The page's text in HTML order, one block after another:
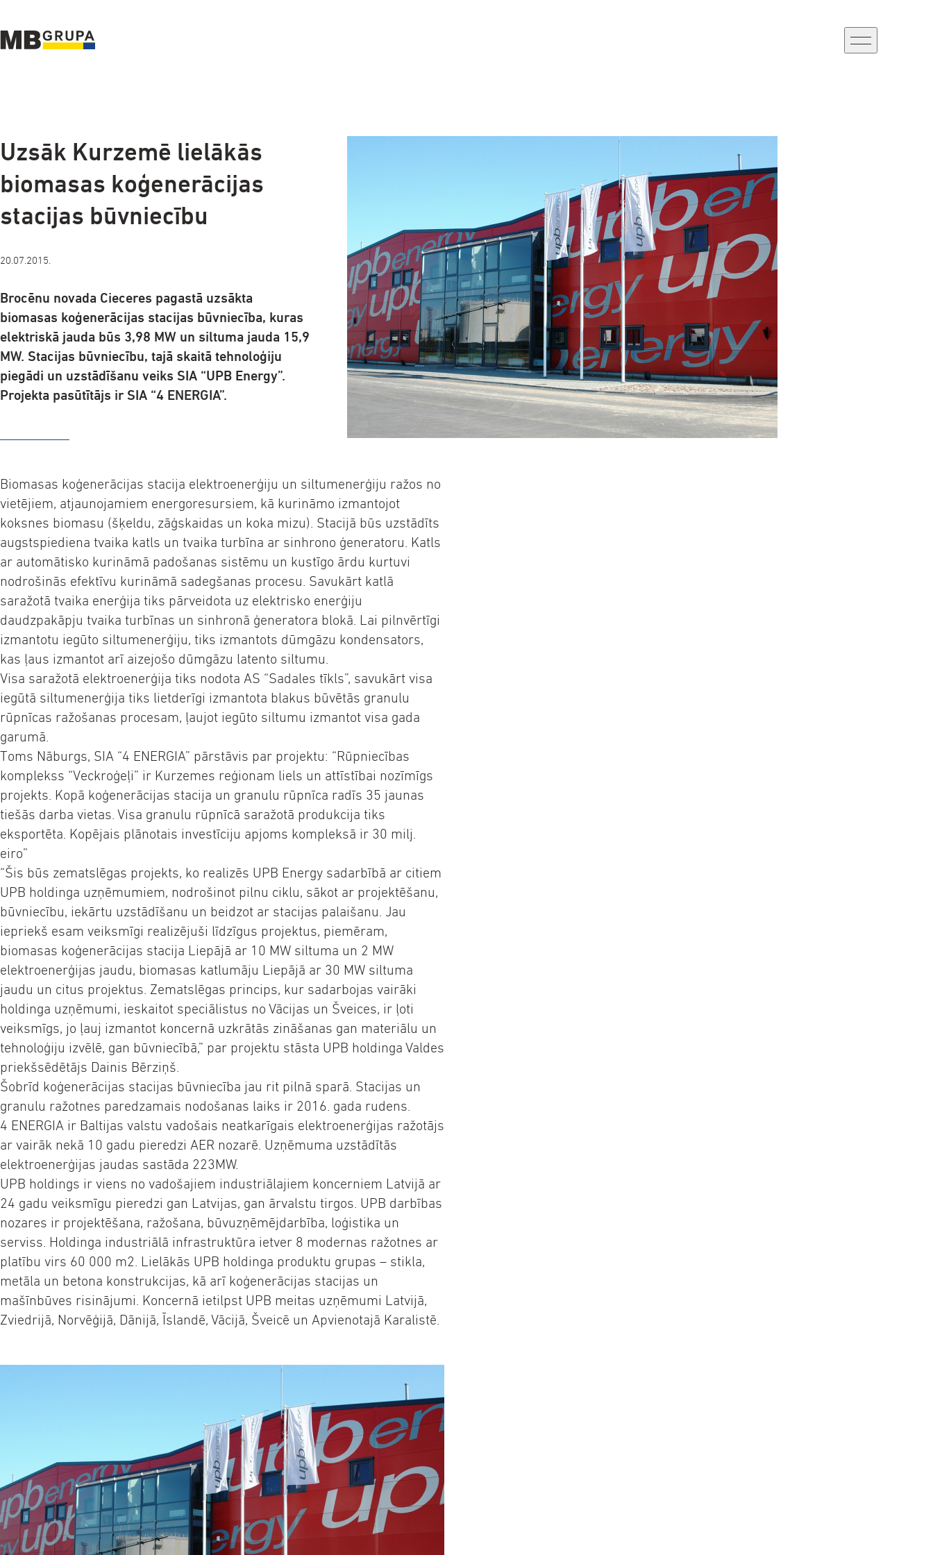
Uzsāk Kurzemē lielākās
biomasas koģenerācijas
stacijas būvniecību
20.07.2015.
Brocēnu novada Cieceres pagastā uzsākta
biomasas koģenerācijas stacijas būvniecība, kuras
elektriskā jauda būs 3,98 MW un siltuma jauda 15,9
MW. Stacijas būvniecību, tajā skaitā tehnoloģiju
piegādi un uzstādīšanu veiks SIA “UPB Energy”.
Projekta pasūtītājs ir SIA “4 ENERGIA”.
Biomasas koģenerācijas stacija elektroenerģiju un siltumenerģiju ražos no
vietējiem, atjaunojamiem energoresursiem, kā kurināmo izmantojot
koksnes biomasu (šķeldu, zāģskaidas un koka mizu). Stacijā būs uzstādīts
augstspiediena tvaika katls un tvaika turbīna ar sinhrono ģeneratoru. Katls
ar automātisko kurināmā padošanas sistēmu un kustīgo ārdu kurtuvi
nodrošinās efektīvu kurināmā sadegšanas procesu. Savukārt katlā
saražotā tvaika enerģija tiks pārveidota uz elektrisko enerģiju
daudzpakāpju tvaika turbīnas un sinhronā ģeneratora blokā. Lai pilnvērtīgi
izmantotu iegūto siltumenerģiju, tiks izmantots dūmgāzu kondensators,
kas ļaus izmantot arī aizejošo dūmgāzu latento siltumu.
Visa saražotā elektroenerģija tiks nodota AS “Sadales tīkls”, savukārt visa
iegūtā siltumenerģija tiks lietderīgi izmantota blakus būvētās granulu
rūpnīcas ražošanas procesam, ļaujot iegūto siltumu izmantot visa gada
garumā.
Toms Nāburgs, SIA “4 ENERGIA” pārstāvis par projektu: “Rūpniecības
komplekss “Veckroģeļi” ir Kurzemes reģionam liels un attīstībai nozīmīgs
projekts. Kopā koģenerācijas stacija un granulu rūpnīca radīs 35 jaunas
tiešās darba vietas. Visa granulu rūpnīcā saražotā produkcija tiks
eksportēta. Kopējais plānotais investīciju apjoms kompleksā ir 30 milj.
eiro”
“Šis būs zematslēgas projekts, ko realizēs UPB Energy sadarbībā ar citiem
UPB holdinga uzņēmumiem, nodrošinot pilnu ciklu, sākot ar projektēšanu,
būvniecību, iekārtu uzstādīšanu un beidzot ar stacijas palaišanu. Jau
iepriekš esam veiksmīgi realizējuši līdzīgus projektus, piemēram,
biomasas koģenerācijas stacija Liepājā ar 10 MW siltuma un 2 MW
elektroenerģijas jaudu, biomasas katlumāju Liepājā ar 30 MW siltuma
jaudu un citus projektus. Zematslēgas princips, kur sadarbojas vairāki
holdinga uzņēmumi, ieskaitot speciālistus no Vācijas un Šveices, ir ļoti
veiksmīgs, jo ļauj izmantot koncernā uzkrātās zināšanas gan materiālu un
tehnoloģiju izvēlē, gan būvniecībā,” par projektu stāsta UPB holdinga Valdes
priekšsēdētājs Dainis Bērziņš.
Šobrīd koģenerācijas stacijas būvniecība jau rit pilnā sparā. Stacijas un
granulu ražotnes paredzamais nodošanas laiks ir 2016. gada rudens.
4 ENERGIA ir Baltijas valstu vadošais neatkarīgais elektroenerģijas ražotājs
ar vairāk nekā 10 gadu pieredzi AER nozarē. Uzņēmuma uzstādītās
elektroenerģijas jaudas sastāda 223MW.
UPB holdings ir viens no vadošajiem industriālajiem koncerniem Latvijā ar
24 gadu veiksmīgu pieredzi gan Latvijas, gan ārvalstu tirgos. UPB darbības
nozares ir projektēšana, ražošana, būvuzņēmējdarbība, loģistika un
serviss. Holdinga industriālā infrastruktūra ietver 8 modernas ražotnes ar
platību virs 60 000 m2. Lielākās UPB holdinga produktu grupas – stikla,
metāla un betona konstrukcijas, kā arī koģenerācijas stacijas un
mašīnbūves risinājumi. Koncernā ietilpst UPB meitas uzņēmumi Latvijā,
Zviedrijā, Norvēģijā, Dānijā, Īslandē, Vācijā, Šveicē un Apvienotajā Karalistē.